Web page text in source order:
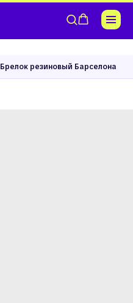
Брелок резиновый Барселона